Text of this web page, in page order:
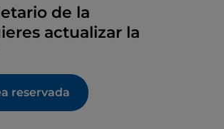
de la
actualizar la
reservada